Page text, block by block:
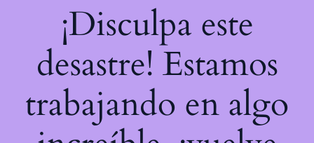
¡Disculpa este
desastre! Estamos
trabajando en algo